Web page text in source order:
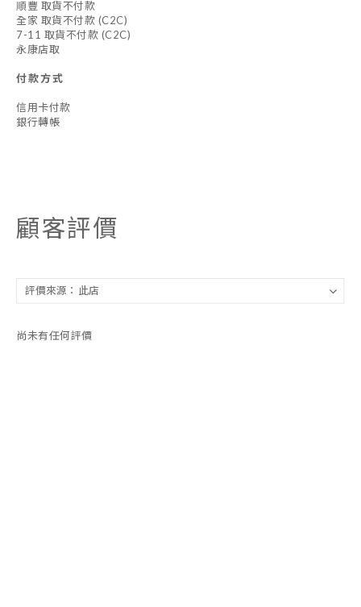
順豐 取貨不付款
全家 取貨不付款 (C2C)
7-11 取貨不付款 (C2C)
永康店取
付款方式
信用卡付款
銀行轉帳
顧客評價
尚未有任何評價